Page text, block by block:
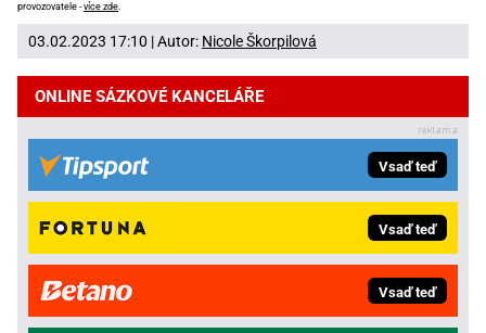
provozovatele -více zde.
03.02.2023 17:10 | Autor: Nicole Škorpilová
ONLINE SÁZKOVÉ KANCELÁŘE
Vsaď teď
Vsaď teď
Vsaď teď